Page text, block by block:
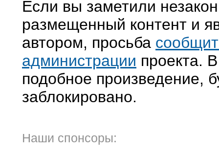
Если вы заметили
размещенный контент и
автором, просьба
администрации проекта.
подобное произведение,
заблокировано.
Наши спонсоры: